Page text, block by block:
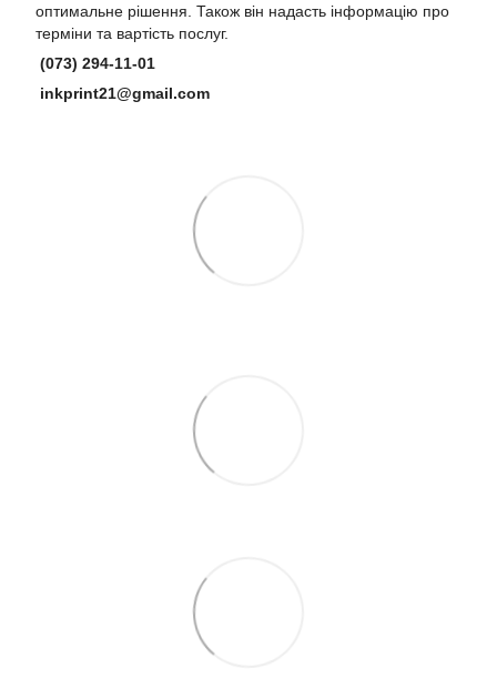
оптимальне рішення. Також він надасть інформацію про
терміни та вартість послуг.
(073) 294-11-01
inkprint21@gmail.com